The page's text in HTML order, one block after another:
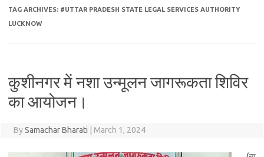
TAG ARCHIVES: #UTTAR PRADESH STATE LEGAL SERVICES AUTHORITY
LUCKNOW
कुशीनगर में नशा उन्मूलन जागरूकता शिविर
का आयोजन।
BySamachar Bharati March 1, 2024